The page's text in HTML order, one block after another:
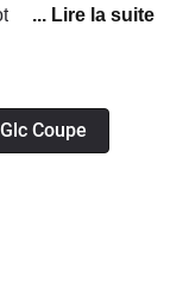
est cher
coupleux,
conditions
(non
Coupe